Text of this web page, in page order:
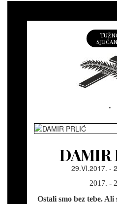
.
DAMIR
29.VI.2017. -
2017. -
Ostali smo bez tebe.